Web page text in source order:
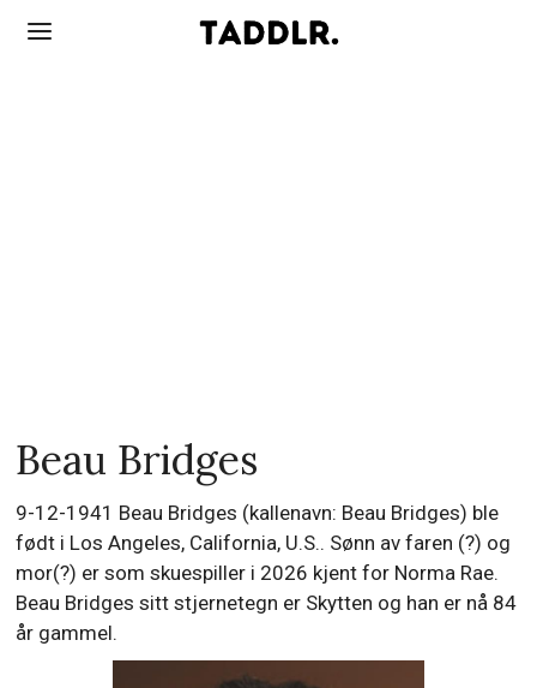
Beau Bridges
9-12-1941 Beau Bridges (kallenavn: Beau Bridges) ble
født i Los Angeles, California, U.S.. Sønn av faren (?) og
mor(?) er som skuespiller i 2026 kjent for Norma Rae.
Beau Bridges sitt stjernetegn er Skytten og han er nå 84
år gammel.